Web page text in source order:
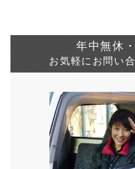
年中無休
お気軽にお問い